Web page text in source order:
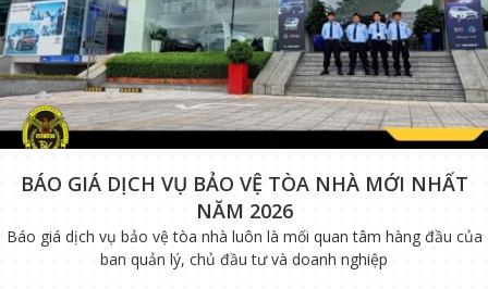
BÁO GIÁ DỊCH VỤ BẢO VỆ TÒA NHÀ MỚI NHẤT
NĂM 2026
Báo giá dịch vụ bảo vệ tòa nhà luôn là mối quan tâm hàng đầu của
ban quản lý, chủ đầu tư và doanh nghiệp